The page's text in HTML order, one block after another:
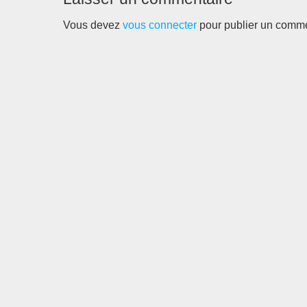
须作好准备。准备工作应当包括读书，
Vous devez vous connecter pour publier un